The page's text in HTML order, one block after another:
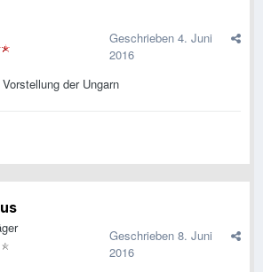
Geschrieben 4. Juni
2016
der Ungarn
Geschrieben 8. Juni
2016